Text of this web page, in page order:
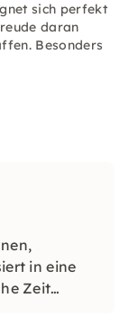
sich perfekt
daran
Besonders
in eine
Zeit